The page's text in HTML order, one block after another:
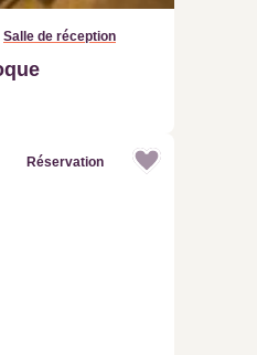
Salle de réception
Réservation